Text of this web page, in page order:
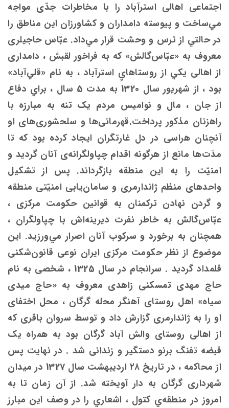
اجتماعی اهالی ‌استرآباد را با مخاطرات جدّی مواجه
مي‌ساخت و پیوسته دامداران و کشاورزان این مناطق را
در حالتي از ترس و وحشت قرار مي‌داد. عبّاس حاجیلری
معروف به «عبّاس‌گالش» که به فراخور لقبش ، دامداری
از اهالی يكي از روستاهاي‌ِ استرآباد ، به نام «قلي‌آباد»
بود ، از شهریور سال 1320 به مدت 5 سال ، براي دفاع
از جان ، مال و نوامیس مردم یک تنه به مبارزه با
راهزنان مذکور پرداخت.قهرمانی‌ها و سلحشوری‌های او
آنچنان هراسی در دل غارتگران ایجاد كرده ‌بود که تا
مدّت‌ها مانع از هرگونه اقدام چپاولگرانه‌ی آنان گرديد و
امنیّت را به این منطقه بازگرداند. پس از تشکیل
واحدهای منظم ژاندارمری و سامان‌یابی امنیّتی منطقه
و گردن نهادن ترکمنان به قوانین حکومت مرکزی ،
عبّاس‌گالش به خاطر نفرت دیرینه‌اش با چپاولگران ،
همچنان به برخورد و سرکوب آنان اصرار مي‌ورزید. این
موضوع از نظر حکومت مرکزی ایران نوعی قانون‌شکنی
قلمداد گرديد . سرانجام در سال 1325 ، شخصی به نام
حاج مهدی تمسکنی زاهدی معروف به «حاج میدی
سیاه» اهل روستای آهنگر محله گرگان ، محل اختفای
او را به ژاندارمری گزارش داد و توسط سروان باقری که
از اهالی روستای والش آباد گرگان بود به همراه یک
قبضه تفنگ برنو دستگیر و زندانی شد . در نهایت پس
از محاکمه ، در تاریخ ۲۸ اردیبهشت سال 1327 در میدان
شهرداری گرگان به دار آویخته شد. از آن زمان تا به
امروز در منطقه‌ي كتول ، اشعاري را در وصف اين مبارز